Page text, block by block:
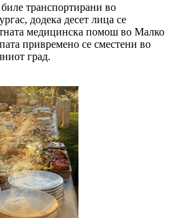
транспортирани во
додека десет лица се
медицинска помош во Малко
привремено се сместени во
град.